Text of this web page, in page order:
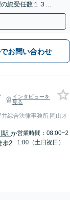
総受任数１３０
お問い合わせ
インタビューを
見る
綜合法律事務所 岡山オ
駅か
歩2
営業時間：08:00~2
1:00（土日祝日）